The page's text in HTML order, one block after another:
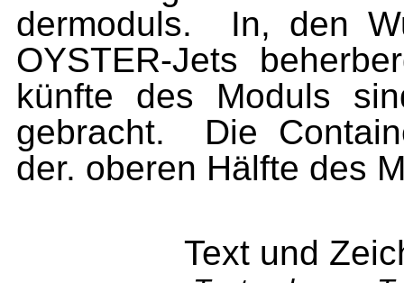
dermoduls.
In, den
OYSTER-Jets
künfte des Moduls
gebracht.
Die
der. oberen Hälfte des
Text und